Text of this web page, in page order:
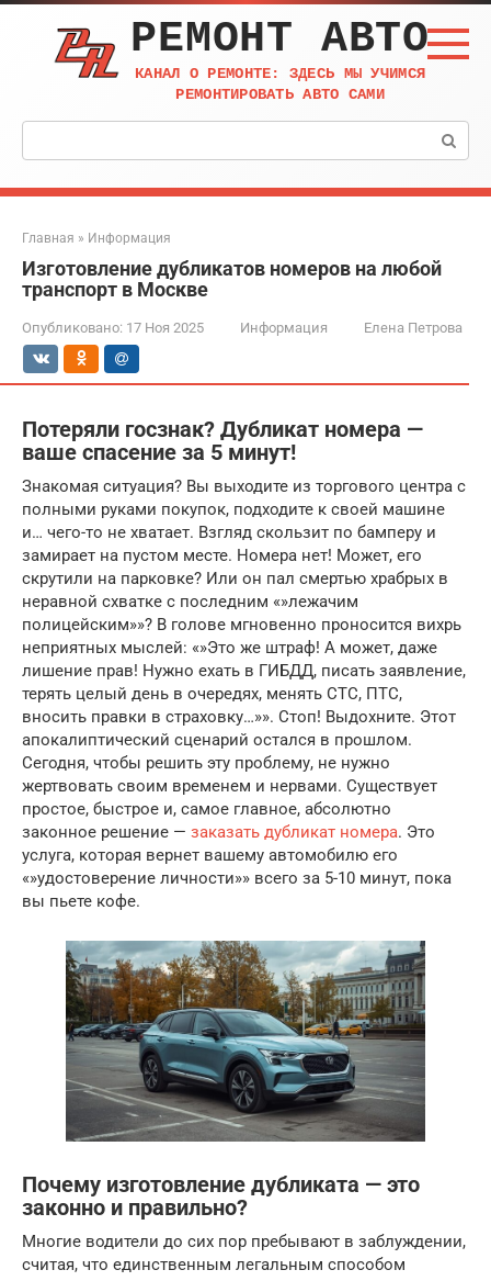
Перейти
контенту
РЕМОНТ АВТО
КАНАЛ О РЕМОНТЕ: ЗДЕСЬ МЫ УЧИМСЯ
РЕМОНТИРОВАТЬ АВТО САМИ
Поиск:
Главная » Информация
Изготовление дубликатов номеров на любой
транспорт в Москве
Опубликовано: 17 Ноя 2025 Информация Елена Петрова
Потеряли госзнак? Дубликат номера —
ваше спасение за 5 минут!
Знакомая ситуация? Вы выходите из торгового центра с
полными руками покупок, подходите к своей машине
и… чего-то не хватает. Взгляд скользит по бамперу и
замирает на пустом месте. Номера нет! Может, его
скрутили на парковке? Или он пал смертью храбрых в
неравной схватке с последним «»лежачим
полицейским»»? В голове мгновенно проносится вихрь
неприятных мыслей: «»Это же штраф! А может, даже
лишение прав! Нужно ехать в ГИБДД, писать заявление,
терять целый день в очередях, менять СТС, ПТС,
вносить правки в страховку…»». Стоп! Выдохните. Этот
апокалиптический сценарий остался в прошлом.
Сегодня, чтобы решить эту проблему, не нужно
жертвовать своим временем и нервами. Существует
простое, быстрое и, самое главное, абсолютно
законное решение — заказать дубликат номера. Это
услуга, которая вернет вашему автомобилю его
«»удостоверение личности»» всего за 5-10 минут, пока
вы пьете кофе.
Почему изготовление дубликата — это
законно и правильно?
Многие водители до сих пор пребывают в заблуждении,
считая, что единственным легальным способом